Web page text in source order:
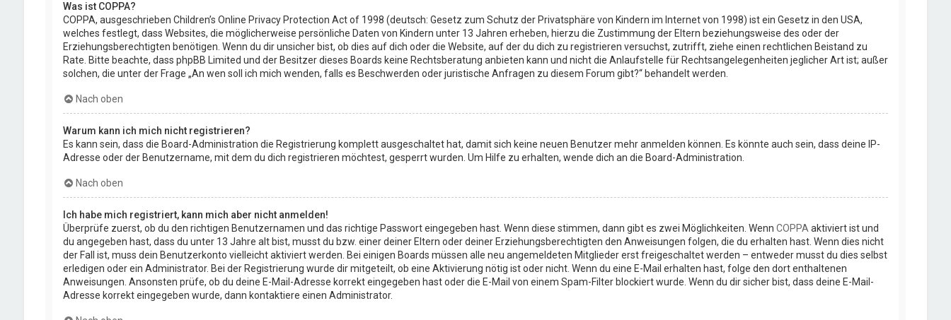
Was ist COPPA?
COPPA, ausgeschrieben Children’s Online Privacy Protection Act of 1998 (deutsch: Gesetz zum Schutz der Privatsphäre von Kindern im Internet von 1998) ist ein Gesetz in den USA,
welches festlegt, dass Websites, die möglicherweise persönliche Daten von Kindern unter 13 Jahren erheben, hierzu die Zustimmung der Eltern beziehungsweise des oder der
Erziehungsberechtigten benötigen. Wenn du dir unsicher bist, ob dies auf dich oder die Website, auf der du dich zu registrieren versuchst, zutrifft, ziehe einen rechtlichen Beistand zu
Rate. Bitte beachte, dass phpBB Limited und der Besitzer dieses Boards keine Rechtsberatung anbieten kann und nicht die Anlaufstelle für Rechtsangelegenheiten jeglicher Art ist; außer
solchen, die unter der Frage „An wen soll ich mich wenden, falls es Beschwerden oder juristische Anfragen zu diesem Forum gibt?“ behandelt werden.
Nach oben
Warum kann ich mich nicht registrieren?
Es kann sein, dass die Board-Administration die Registrierung komplett ausgeschaltet hat, damit sich keine neuen Benutzer mehr anmelden können. Es könnte auch sein, dass deine IP-
Adresse oder der Benutzername, mit dem du dich registrieren möchtest, gesperrt wurden. Um Hilfe zu erhalten, wende dich an die Board-Administration.
Nach oben
Ich habe mich registriert, kann mich aber nicht anmelden!
Überprüfe zuerst, ob du den richtigen Benutzernamen und das richtige Passwort eingegeben hast. Wenn diese stimmen, dann gibt es zwei Möglichkeiten. Wenn COPPA aktiviert ist und
du angegeben hast, dass du unter 13 Jahre alt bist, musst du bzw. einer deiner Eltern oder deiner Erziehungsberechtigten den Anweisungen folgen, die du erhalten hast. Wenn dies nicht
der Fall ist, muss dein Benutzerkonto vielleicht aktiviert werden. Bei einigen Boards müssen alle neu angemeldeten Mitglieder erst freigeschaltet werden – entweder musst du dies selbst
erledigen oder ein Administrator. Bei der Registrierung wurde dir mitgeteilt, ob eine Aktivierung nötig ist oder nicht. Wenn du eine E-Mail erhalten hast, folge den dort enthaltenen
Anweisungen. Ansonsten prüfe, ob du deine E-Mail-Adresse korrekt eingegeben hast oder die E-Mail von einem Spam-Filter blockiert wurde. Wenn du dir sicher bist, dass deine E-Mail-
Adresse korrekt eingegeben wurde, dann kontaktiere einen Administrator.